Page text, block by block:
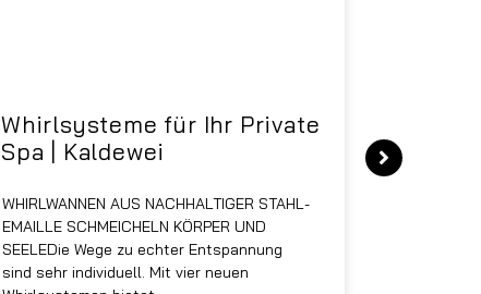
Whirlsysteme für Ihr Private
Spa | Kaldewei
WHIRLWANNEN AUS NACHHALTIGER STAHL-
EMAILLE SCHMEICHELN KÖRPER UND
SEELEDie Wege zu echter Entspannung
sind sehr individuell. Mit vier neuen